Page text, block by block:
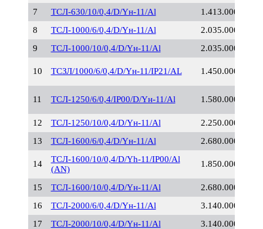
7
ТСЛ-630/10/0,4/D/Yн-11/Al
1.413.000
8
ТСЛ-1000/6/0,4/D/Yн-11/Al
2.035.000
9
ТСЛ-1000/10/0,4/D/Yн-11/Al 2.035.000
10 ТСЗЛ/1000/6/0,4/D/Yн-11/IP21/AL 1.450.000
11 ТСЛ-1250/6/0,4/IP00/D/Yн-11/Al 1.580.000
12 ТСЛ-1250/10/0,4/D/Yн-11/Al
2.250.000
13
ТСЛ-1600/6/0,4/D/Yн-11/Al 2.680.000
14
ТСЛ-1600/10/0,4/D/Yh-11/IP00/Al
(AN)
1.850.000
15 ТСЛ-1600/10/0,4/D/Yн-11/Al
2.680.000
16
ТСЛ-2000/6/0,4/D/Yн-11/Al
3.140.000
17
ТСЛ-2000/10/0,4/D/Yн-11/Al
3.140.000